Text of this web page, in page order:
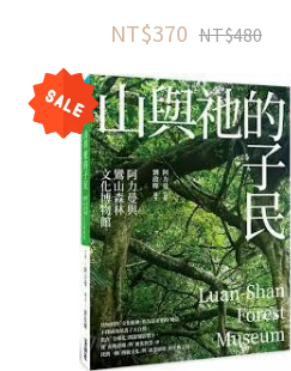
NT$370 NT$480